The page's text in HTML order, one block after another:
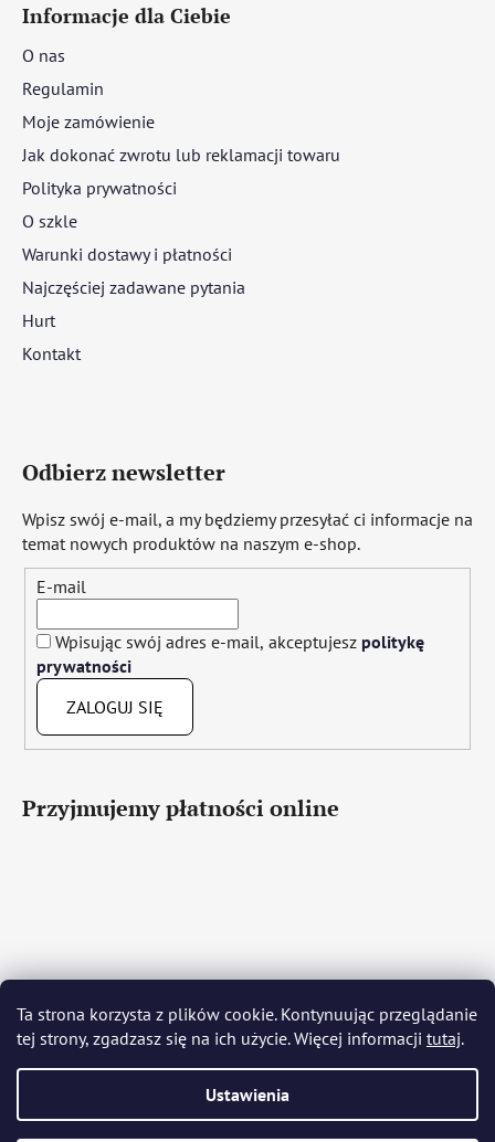
Ta strona korzysta z plików cookie. Kontynuując przeglądanie
tej strony, zgadzasz się na ich użycie. Więcej informacji tutaj.
Ustawienia
Informacje dla Ciebie
O nas
Regulamin
Moje zamówienie
Jak dokonać zwrotu lub reklamacji towaru
Polityka prywatności
O szkle
Warunki dostawy i płatności
Najczęściej zadawane pytania
Hurt
Kontakt
Odbierz newsletter
Wpisz swój e-mail, a my będziemy przesyłać ci informacje na
temat nowych produktów na naszym e-shop.
E-mail
Wpisując swój adres e-mail, akceptujesz politykę
prywatności
ZALOGUJ SIĘ
Przyjmujemy płatności online
Język polski Română Italiano Español
Français
Português Български Hrvatski Slovenščina Srpski
Nederlands Українська Ελληνικά Svenska Dansk